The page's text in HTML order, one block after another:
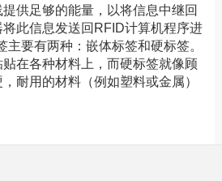
供足够的能量，以将信息中继回
此信息发送回RFID计算机程序进
要有两种：嵌体标签和硬标签。
在各种材料上，而硬标签就像顾
耐用的材料（例如塑料或金属）